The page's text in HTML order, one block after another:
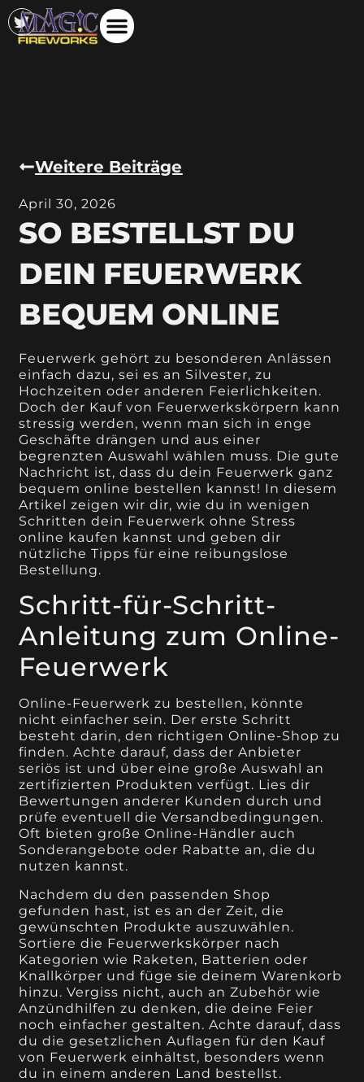
Weitere Beiträge
April 30, 2026
SO BESTELLST DU
DEIN FEUERWERK
BEQUEM ONLINE
Feuerwerk gehört zu besonderen Anlässen
einfach dazu, sei es an Silvester, zu
Hochzeiten oder anderen Feierlichkeiten.
Doch der Kauf von Feuerwerkskörpern kann
stressig werden, wenn man sich in enge
Geschäfte drängen und aus einer
begrenzten Auswahl wählen muss. Die gute
Nachricht ist, dass du dein Feuerwerk ganz
bequem online bestellen kannst! In diesem
Artikel zeigen wir dir, wie du in wenigen
Schritten dein Feuerwerk ohne Stress
online kaufen kannst und geben dir
nützliche Tipps für eine reibungslose
Bestellung.
Schritt-für-Schritt-
Anleitung zum Online-
Feuerwerk
Online-Feuerwerk zu bestellen, könnte
nicht einfacher sein. Der erste Schritt
besteht darin, den richtigen Online-Shop zu
finden. Achte darauf, dass der Anbieter
seriös ist und über eine große Auswahl an
zertifizierten Produkten verfügt. Lies dir
Bewertungen anderer Kunden durch und
prüfe eventuell die Versandbedingungen.
Oft bieten große Online-Händler auch
Sonderangebote oder Rabatte an, die du
nutzen kannst.
Nachdem du den passenden Shop
gefunden hast, ist es an der Zeit, die
gewünschten Produkte auszuwählen.
Sortiere die Feuerwerkskörper nach
Kategorien wie Raketen, Batterien oder
Knallkörper und füge sie deinem Warenkorb
hinzu. Vergiss nicht, auch an Zubehör wie
Anzündhilfen zu denken, die deine Feier
noch einfacher gestalten. Achte darauf, dass
du die gesetzlichen Auflagen für den Kauf
von Feuerwerk einhältst, besonders wenn
du in einem anderen Land bestellst.